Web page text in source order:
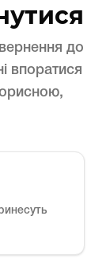
до
впоратися